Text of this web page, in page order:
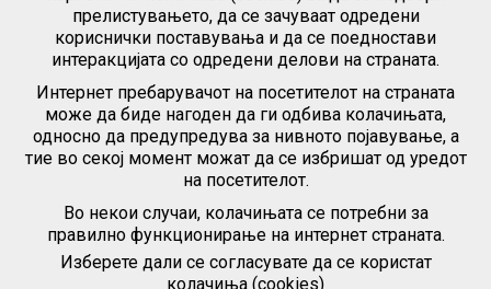
прелистувањето, да се зачуваат одредени
кориснички поставувања и да се поедностави
интеракцијата со одредени делови на страната.
Интернет пребарувачот на посетителот на страната
може да биде нагоден да ги одбива колачињата,
односно да предупредува за нивното појавување, а
тие во секој момент можат да се избришат од уредот
на посетителот.
Во некои случаи, колачињата се потребни за
правилно функционирање на интернет страната.
Изберете дали се согласувате да се користат
колачиња (cookies)